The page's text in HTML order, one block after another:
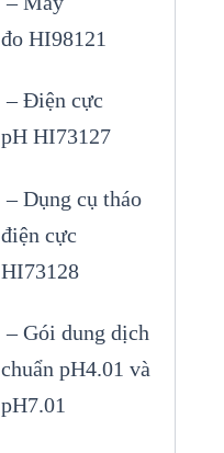
đo HI98121
– Điện cực
pH HI73127
– Dụng cụ tháo
điện cực
HI73128
– Gói dung dịch
chuẩn pH4.01 và
pH7.01